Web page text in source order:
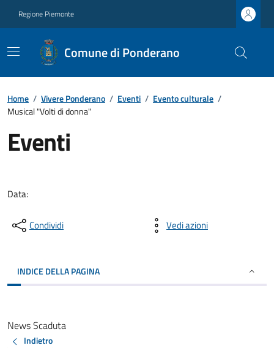
Regione Piemonte
Comune di Ponderano
Home / Vivere Ponderano / Eventi / Evento culturale /
Musical "Volti di donna"
Eventi
Data:
Condividi Vedi azioni
INDICE DELLA PAGINA
News Scaduta
Indietro